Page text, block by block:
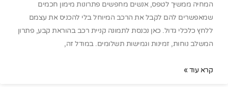
המחיה ממשיך לטפס, אנשים מחפשים פתרונות מימון חכמים
שמאפשרים להם לקבל את הרכב המיוחל בלי להכניס את עצמם
ללחץ כלכלי גדול. כאן נכנסת לתמונה קניית רכב בהוראת קבע, פתרון
המשלב נוחות, זמינות וגמישות תשלומים. במודל זה,
קרא עוד »